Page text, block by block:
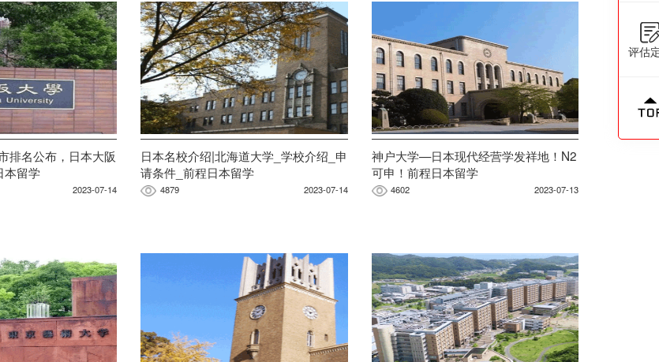
排名公布，日本大阪
本留学
2023-07-14
日本名校介绍|北海道大学_学校介绍_申
请条件_前程日本留学
4879 2023-07-14
神户大学—日本现代经营学发祥地！N2
可申！前程日本留学
4602 2023-07-13
评估